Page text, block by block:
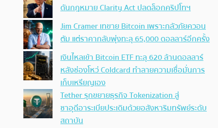
ดันกฎหมาย Clarity Act ปลดล็อกคริปโทฯ
Jim Cramer เทขาย Bitcoin เพราะกลัวภัยควอน
ตัม แต่ราคากลับพุ่งทะลุ 65,000 ดอลลาร์อีกครั้ง
เงินไหลเข้า Bitcoin ETF ทะลุ 620 ล้านดอลลาร์
หลังช่องโหว่ Coldcard ทำลายความเชื่อมั่นการ
เก็บเหรียญเอง
Tether รุกขยายธุรกิจ Tokenization สู่
ซาอุดีอาระเบียประเดิมด้วยอสังหาริมทรัพย์ระดับ
สถาบัน